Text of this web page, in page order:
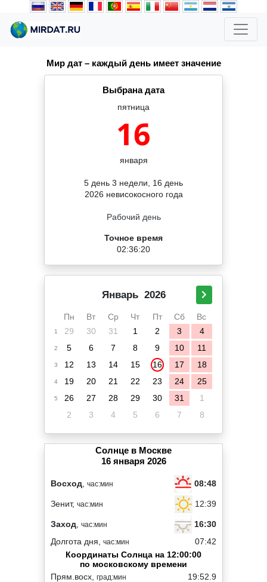
Мир дат – каждый день имеет значение
Выбрана дата
пятница
16
января
5 день 3 недели, 16 день
2026 невисокосного года
Рабочий день
Точное время
02:36:21
Январь 2026
Пн Вт Ср Чт Пт Сб Вс
1 29 30 31 1 2 3 4
2 5 6 7 8 9 10 11
3 12 13 14 15 16 17 18
4 19 20 21 22 23 24 25
5 26 27 28 29 30 31
1
2
3 4 5 6 7 8
Солнце в Москве
16 января 2026
Восход час:мин 08:48
Зенит, час:мин 12:39
Заход час:мин
16:30
Долгота дня, час:мин
07:42
Координаты Солнца на 12:00:00
по московскому времени
Прям.восх, град:мин
19:52.9